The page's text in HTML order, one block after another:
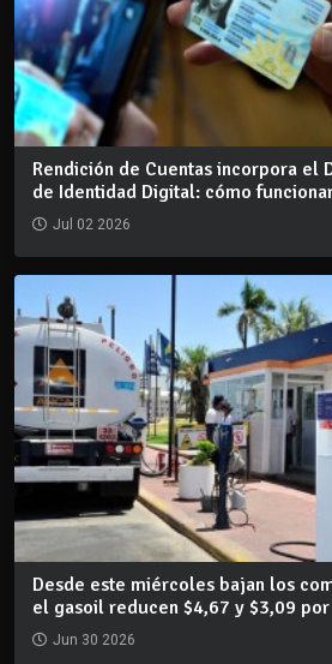
Rendición de Cuentas incorpora el
de Identidad Digital: cómo
Jul 02 2026
Desde este miércoles bajan los
el gasoil reducen $4,67 y $3,09
Jun 30 2026